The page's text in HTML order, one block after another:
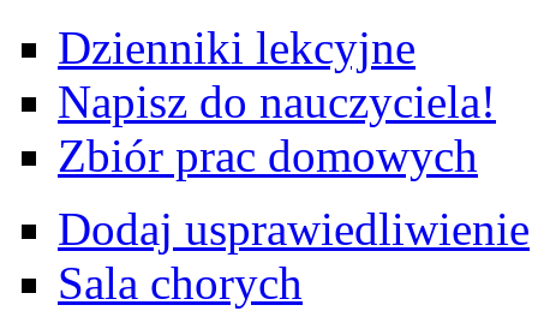
Dzienniki lekcyjne
Napisz do nauczyciela!
Zbiór prac domowych
Dodaj usprawiedliwienie
Sala chorych